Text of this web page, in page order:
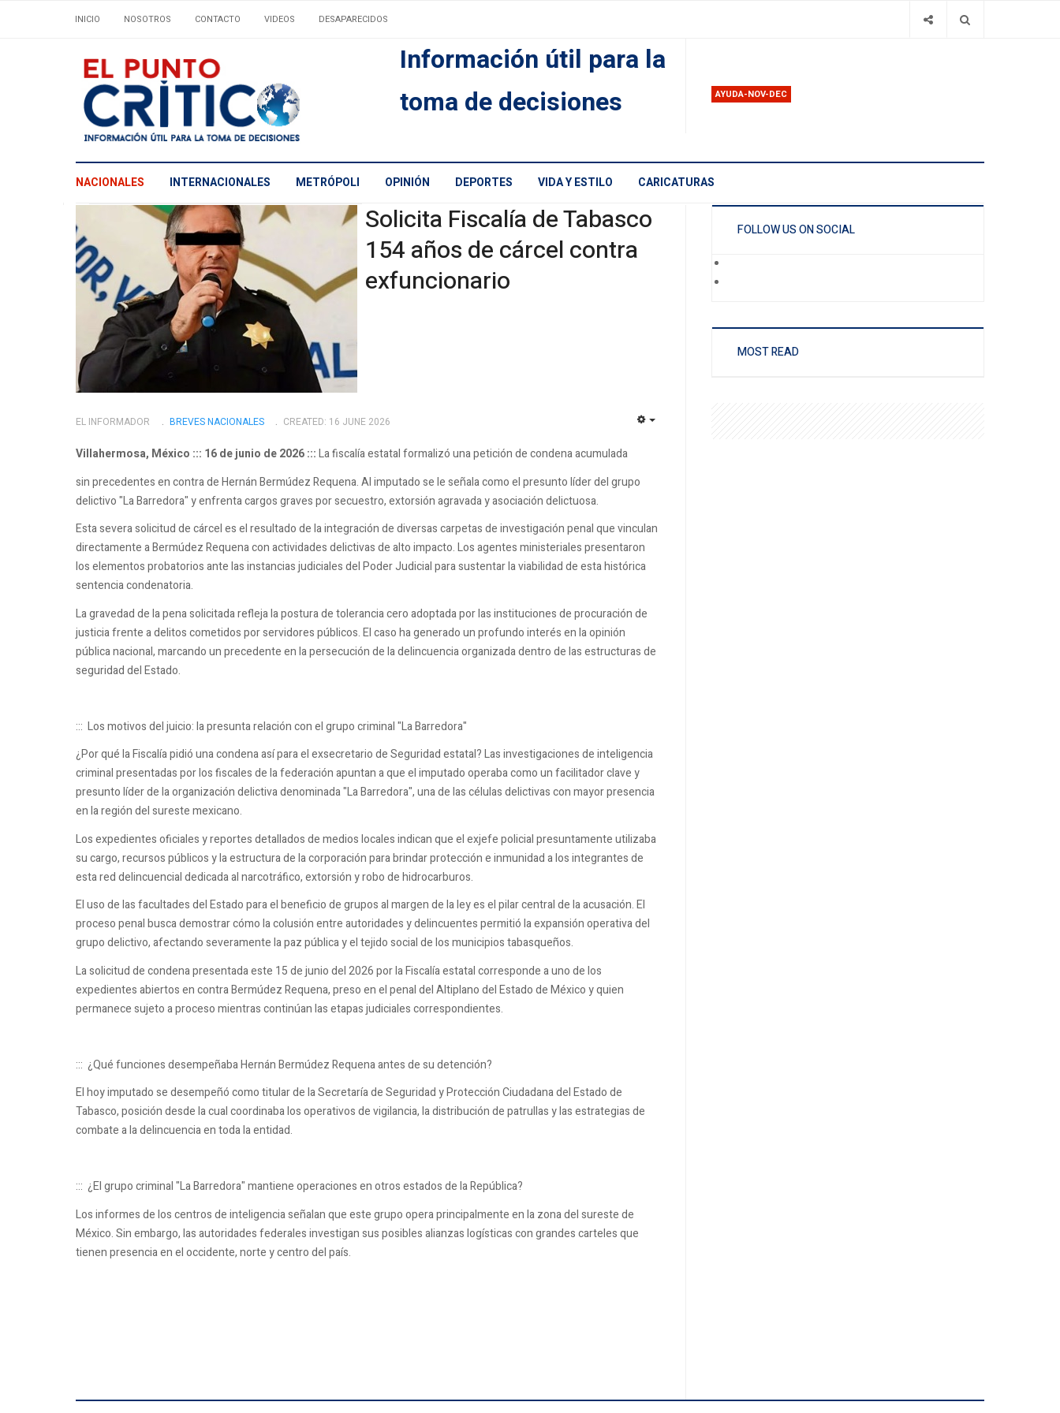
INICIO NOSOTROS CONTACTO VIDEOS DESAPARECIDOS
Información útil para la
toma de decisiones
AYUDA-NOV-DEC
NACIONALES INTERNACIONALES METRÓPOLI OPINIÓN DEPORTES VIDA Y ESTILO CARICATURAS
Solicita Fiscalía de Tabasco
154 años de cárcel contra
exfuncionario
EL INFORMADOR BREVES NACIONALES CREATED: 16 JUNE 2026
Villahermosa, México ::: 16 de junio de 2026 :::La fiscalía estatal formalizó una petición de condena acumulada
sin precedentes en contra de Hernán Bermúdez Requena. Al imputado se le señala como el presunto líder del grupo
delictivo "La Barredora" y enfrenta cargos graves por secuestro, extorsión agravada y asociación delictuosa.
Esta severa solicitud de cárcel es el resultado de la integración de diversas carpetas de investigación penal que vinculan
directamente a Bermúdez Requena con actividades delictivas de alto impacto. Los agentes ministeriales presentaron
los elementos probatorios ante las instancias judiciales del Poder Judicial para sustentar la viabilidad de esta histórica
sentencia condenatoria.
La gravedad de la pena solicitada refleja la postura de tolerancia cero adoptada por las instituciones de procuración de
justicia frente a delitos cometidos por servidores públicos. El caso ha generado un profundo interés en la opinión
pública nacional, marcando un precedente en la persecución de la delincuencia organizada dentro de las estructuras de
seguridad del Estado.
::: Los motivos del juicio: la presunta relación con el grupo criminal "La Barredora"
¿Por qué la Fiscalía pidió una condena así para el exsecretario de Seguridad estatal? Las investigaciones de inteligencia
criminal presentadas por los fiscales de la federación apuntan a que el imputado operaba como un facilitador clave y
presunto líder de la organización delictiva denominada "La Barredora", una de las células delictivas con mayor presencia
en la región del sureste mexicano.
Los expedientes oficiales y reportes detallados de medios locales indican que el exjefe policial presuntamente utilizaba
su cargo, recursos públicos y la estructura de la corporación para brindar protección e inmunidad a los integrantes de
esta red delincuencial dedicada al narcotráfico, extorsión y robo de hidrocarburos.
El uso de las facultades del Estado para el beneficio de grupos al margen de la ley es el pilar central de la acusación. El
proceso penal busca demostrar cómo la colusión entre autoridades y delincuentes permitió la expansión operativa del
grupo delictivo, afectando severamente la paz pública y el tejido social de los municipios tabasqueños.
La solicitud de condena presentada este 15 de junio del 2026 por la Fiscalía estatal corresponde a uno de los
expedientes abiertos en contra Bermúdez Requena, preso en el penal del Altiplano del Estado de México y quien
permanece sujeto a proceso mientras continúan las etapas judiciales correspondientes.
::: ¿Qué funciones desempeñaba Hernán Bermúdez Requena antes de su detención?
El hoy imputado se desempeñó como titular de la Secretaría de Seguridad y Protección Ciudadana del Estado de
Tabasco, posición desde la cual coordinaba los operativos de vigilancia, la distribución de patrullas y las estrategias de
combate a la delincuencia en toda la entidad.
::: ¿El grupo criminal "La Barredora" mantiene operaciones en otros estados de la República?
Los informes de los centros de inteligencia señalan que este grupo opera principalmente en la zona del sureste de
México. Sin embargo, las autoridades federales investigan sus posibles alianzas logísticas con grandes carteles que
tienen presencia en el occidente, norte y centro del país.
FOLLOW US ON SOCIAL
MOST READ